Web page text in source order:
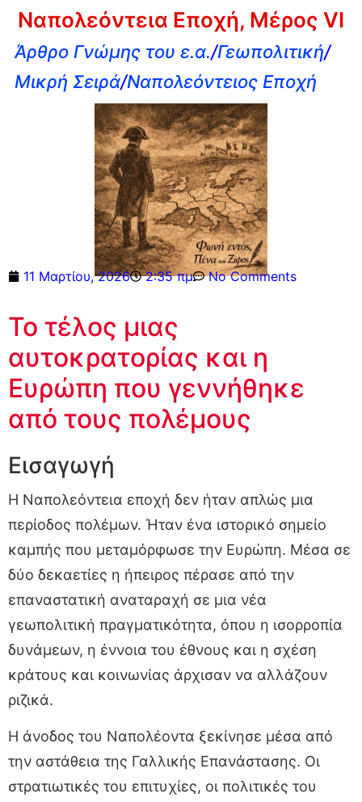
Ναπολεόντεια Εποχή, Μέρος VI
Άρθρο Γνώμης του ε.α./Γεωπολιτική/
Μικρή Σειρά/Ναπολεόντειος Εποχή
11 Μαρτίου, 2026 2:35 πμ No Comments
Το τέλος μιας
αυτοκρατορίας και η
Ευρώπη που γεννήθηκε
από τους πολέμους
Εισαγωγή
Η Ναπολεόντεια εποχή δεν ήταν απλώς μια
περίοδος πολέμων. Ήταν ένα ιστορικό σημείο
καμπής που μεταμόρφωσε την Ευρώπη. Μέσα σε
δύο δεκαετίες η ήπειρος πέρασε από την
επαναστατική αναταραχή σε μια νέα
γεωπολιτική πραγματικότητα, όπου η ισορροπία
δυνάμεων, η έννοια του έθνους και η σχέση
κράτους και κοινωνίας άρχισαν να αλλάζουν
ριζικά.
Η άνοδος του Ναπολέοντα ξεκίνησε μέσα από
την αστάθεια της Γαλλικής Επανάστασης. Οι
στρατιωτικές του επιτυχίες, οι πολιτικές του